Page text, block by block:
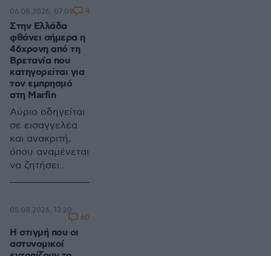
είχαν
ακινητοποιηθεί
λόγω αυξημένης
κυκλοφορία και
έκανε
επικίνδυνος
ελιγμούς
Στην Ελλάδα
φθάνει σήμερα η
46χρονη από τη
Βρετανία που
κατηγορείται για
τον εμπρησμό
στη Marfin
Αύριο οδηγείται
σε εισαγγελέα
και ανακριτή,
όπου αναμένεται
να ζητήσει
Συνεχίζονται οι
έρευνες για τον
εντοπισμό και
άλλων
06.08.2026, 07:09 4
H στιγμή που οι
αστυνομικοί
05.08.2026, 13:20
60